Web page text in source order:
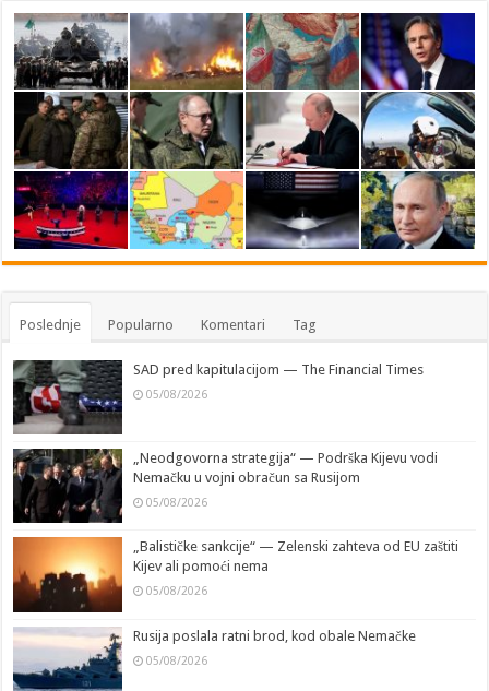
Poslednje Popularno Komentari Tag
SAD pred kapitulacijom — The Financial Times
05/08/2026
„Neodgovorna strategija“ — Podrška Kijevu vodi
Nemačku u vojni obračun sa Rusijom
05/08/2026
„Balističke sankcije“ — Zelenski zahteva od EU zaštiti
Kijev ali pomoći nema
05/08/2026
Rusija poslala ratni brod, kod obale Nemačke
05/08/2026